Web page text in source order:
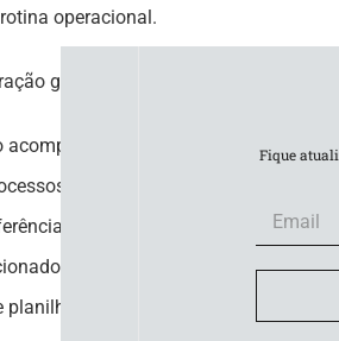
operacional.
ganha:
de prazos relevantes;
minerários e obrigações
de informações e documentos;
a atrasos e inconsistências;
e controles paralelos.
Fique